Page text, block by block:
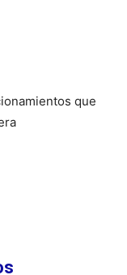
que